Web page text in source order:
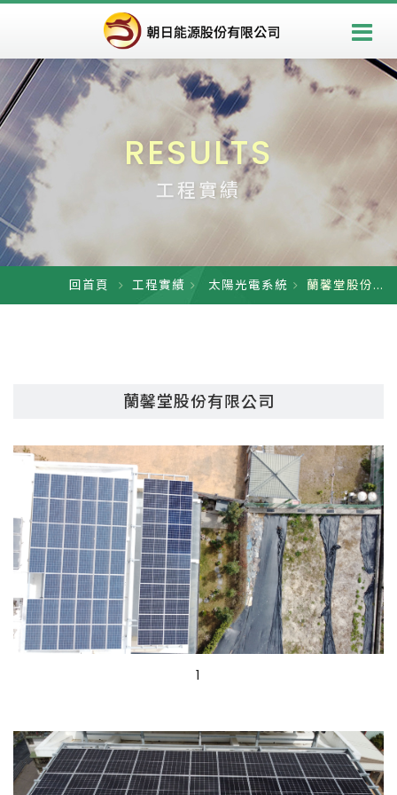
RESULTS
工程實績
回首頁 工程實績 太陽光電系統 蘭馨堂股份...
蘭馨堂股份有限公司
1